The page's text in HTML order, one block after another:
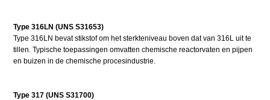
Type 316LN (UNS S31653)
Type 316LN bevat stikstof om het sterkteniveau boven dat van 316L uit te
tillen. Typische toepassingen omvatten chemische reactorvaten en pijpen
en buizen in de chemische procesindustrie.
Type 317 (UNS S31700)